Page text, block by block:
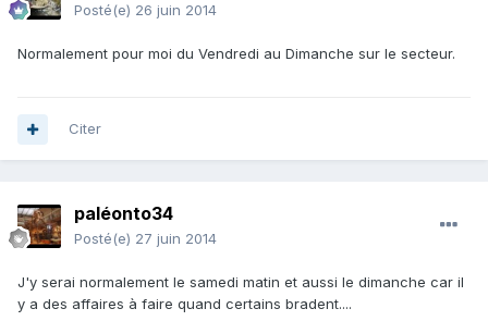
Posté(e) 26 juin 2014
Normalement pour moi du Vendredi au Dimanche sur le secteur.
Citer
paléonto34
Posté(e) 27 juin 2014
J'y serai normalement le samedi matin et aussi le dimanche car il
y a des affaires à faire quand certains bradent....